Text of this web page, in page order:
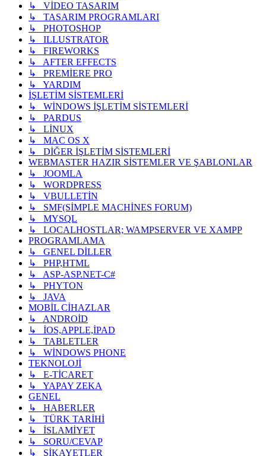
↳ VİDEO TASARIM
↳ TASARIM PROGRAMLARI
↳ PHOTOSHOP
↳ ILLUSTRATOR
↳ FIREWORKS
↳ AFTER EFFECTS
↳ PREMİERE PRO
↳ YARDIM
İŞLETİM SİSTEMLERİ
↳ WİNDOWS İŞLETİM SİSTEMLERİ
↳ PARDUS
↳ LİNUX
↳ MAC OS X
↳ DİĞER İŞLETİM SİSTEMLERİ
WEBMASTER HAZIR SİSTEMLER VE ŞABLONLAR
↳ JOOMLA
↳ WORDPRESS
↳ VBULLETİN
↳ SMF(SİMPLE MACHİNES FORUM)
↳ MYSQL
↳ LOCALHOSTLAR; WAMPSERVER VE XAMPP
PROGRAMLAMA
↳ GENEL DİLLER
↳ PHP,HTML
↳ ASP-ASP.NET-C#
↳ PHYTON
↳ JAVA
MOBİL CİHAZLAR
↳ ANDROİD
↳ İOS,APPLE,İPAD
↳ TABLETLER
↳ WİNDOWS PHONE
TEKNOLOJİ
↳ E-TİCARET
↳ YAPAY ZEKA
GENEL
↳ HABERLER
↳ TÜRK TARİHİ
↳ İSLAMİYET
↳ SORU/CEVAP
↳ ŞİKAYETLER